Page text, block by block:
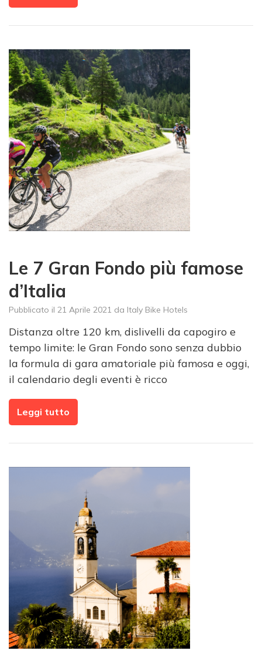
Le 7 Gran Fondo più famose
d’Italia
Pubblicato il 21 Aprile 2021 da Italy Bike Hotels
Distanza oltre 120 km, dislivelli da capogiro e
tempo limite: le Gran Fondo sono senza dubbio
la formula di gara amatoriale più famosa e oggi,
il calendario degli eventi è ricco
Leggi tutto